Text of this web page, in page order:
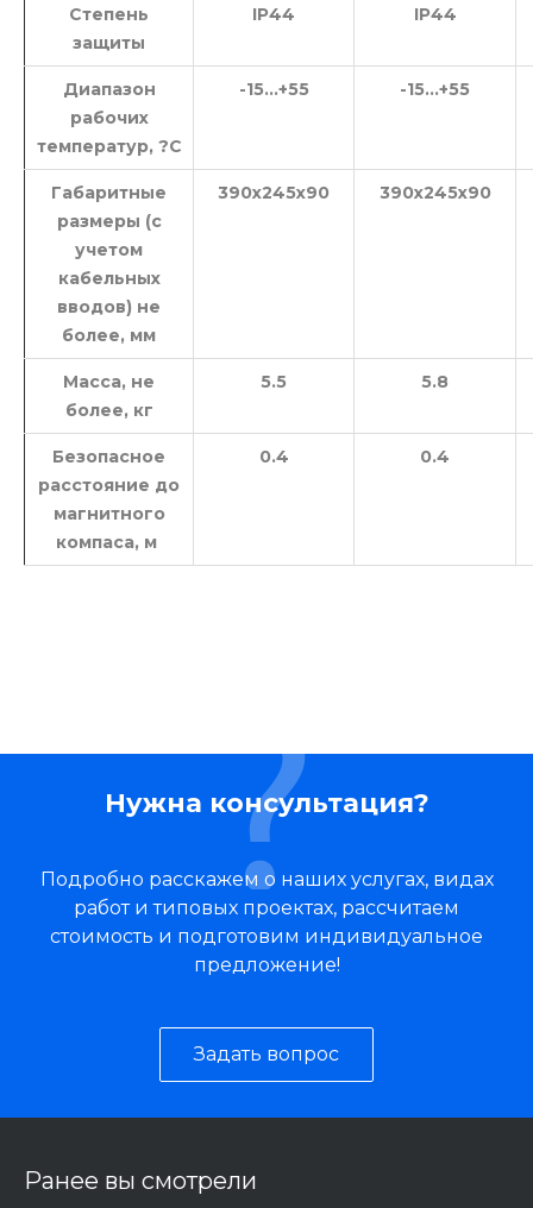
Степень
защиты
IP44 IP44
Диапазон
рабочих
температур, ?С
-15…+55 -15…+55
Габаритные
размеры (с
учетом
кабельных
вводов) не
более, мм
390х245х90 390х245х90
Масса, не
более, кг
5.5 5.8
Безопасное
расстояние до
магнитного
компаса, м
0.4 0.4
Нужна консультация?
Подробно расскажем о наших услугах, видах
работ и типовых проектах, рассчитаем
стоимость и подготовим индивидуальное
предложение!
Задать вопрос
Ранее вы смотрели